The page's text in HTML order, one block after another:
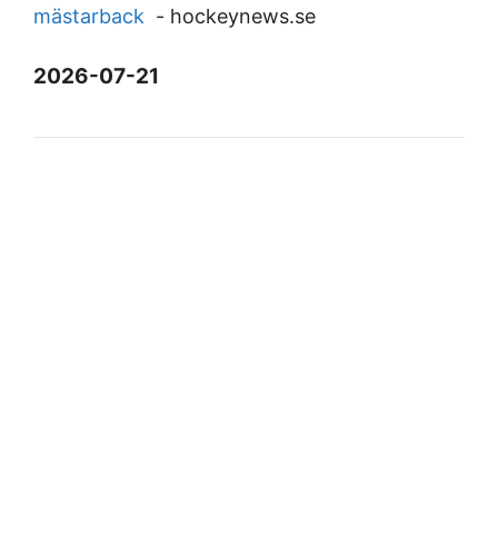
mästarback - hockeynews.se
2026-07-21